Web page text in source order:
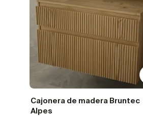
Cajonera de madera Bruntec
Alpes